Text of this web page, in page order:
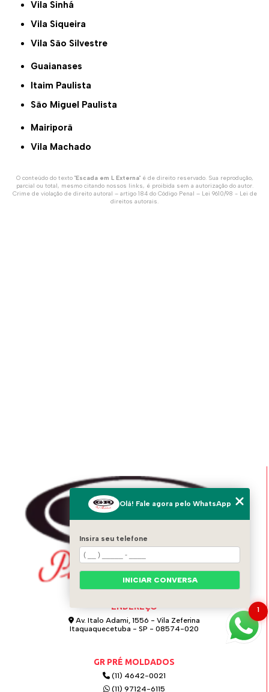
Vila Sinhá
Vila Siqueira
Vila São Silvestre
Guaianases
Itaim Paulista
São Miguel Paulista
Mairiporã
Vila Machado
O conteúdo do texto "Escada em L Externa" é de direito reservado. Sua reprodução,
parcial ou total, mesmo citando nossos links, é proibida sem a autorização do autor.
Crime de violação de direito autoral – artigo 184 do Código Penal – Lei 9610/98 - Lei de
direitos autorais.
ENDEREÇO
Av. Italo Adami, 1556 - Vila Zeferina
Itaquaquecetuba - SP - 08574-020
GR PRÉ MOLDADOS
(11) 4642-0021
(11) 97124-6115
1
Olá! Fale agora pelo WhatsApp
Insira seu telefone
INICIAR CONVERSA